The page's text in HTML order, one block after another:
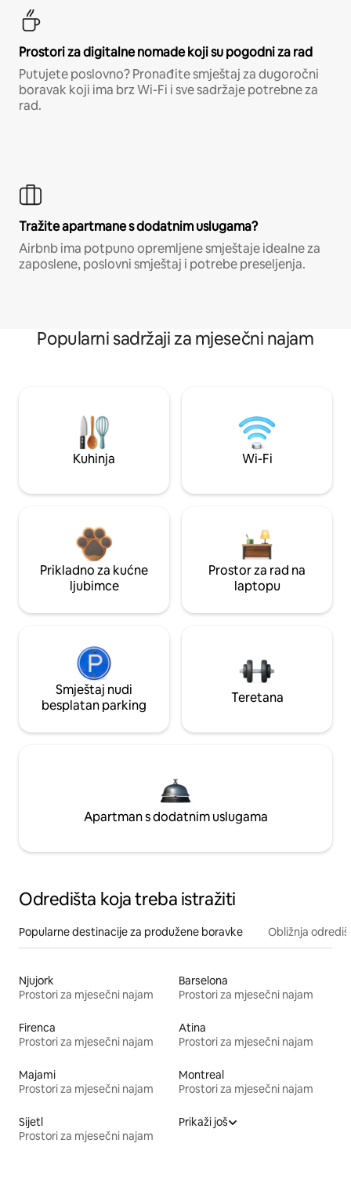
Prostori za digitalne nomade koji su pogodni za rad
Putujete poslovno? Pronađite smještaj za dugoročni
boravak koji ima brz Wi-Fi i sve sadržaje potrebne za
rad.
Tražite apartmane s dodatnim uslugama?
Airbnb ima potpuno opremljene smještaje idealne za
zaposlene, poslovni smještaj i potrebe preseljenja.
Popularni sadržaji za mjesečni najam
Kuhinja Wi-Fi
Prikladno za kućne
ljubimce
Prostor za rad na
laptopu
Smještaj nudi
besplatan parking
Teretana
Apartman s dodatnim uslugama
Odredišta koja treba istražiti
Popularne destinacije za produžene boravke Obližnja
Njujork
Prostori za mjesečni najam
Barselona
Prostori za mjesečni najam
Firenca
Prostori za mjesečni najam
Atina
Prostori za mjesečni najam
Majami
Prostori za mjesečni najam
Montreal
Prostori za mjesečni najam
Sijetl
Prostori za mjesečni najam
Prikaži još